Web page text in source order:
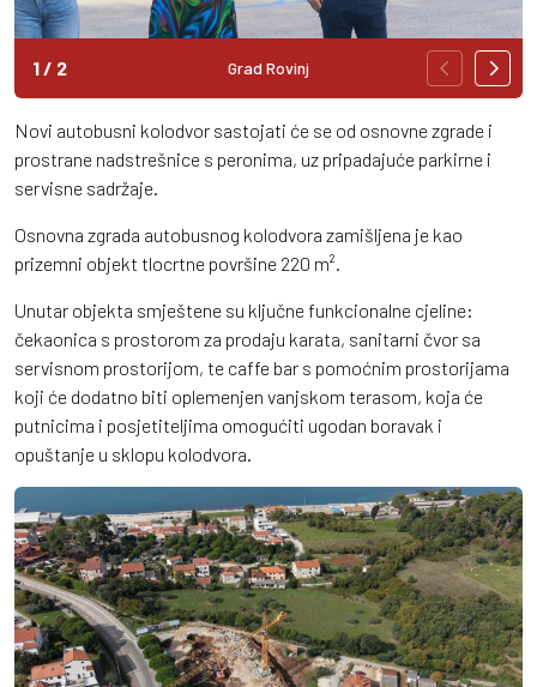
Grad Rovinj
1 / 2
Novi autobusni kolodvor sastojati će se od osnovne zgrade i
prostrane nadstrešnice s peronima, uz pripadajuće parkirne i
servisne sadržaje.
Osnovna zgrada autobusnog kolodvora zamišljena je kao
prizemni objekt tlocrtne površine 220 m².
Unutar objekta smještene su ključne funkcionalne cjeline:
čekaonica s prostorom za prodaju karata, sanitarni čvor sa
servisnom prostorijom, te caffe bar s pomoćnim prostorijama
koji će dodatno biti oplemenjen vanjskom terasom, koja će
putnicima i posjetiteljima omogućiti ugodan boravak i
opuštanje u sklopu kolodvora.